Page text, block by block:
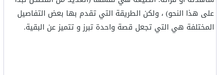
على هذا النحو) ، ولكن الطريقة التي تقدم بها بعض التفاصيل
المختلفة هي التي تجعل قصة واحدة تبرز و تتميز عن البقية.